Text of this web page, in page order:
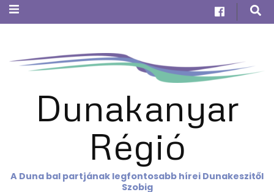
Dunakanyar
Régió
A Duna bal partjának legfontosabb hírei Dunakeszitől
Szobig